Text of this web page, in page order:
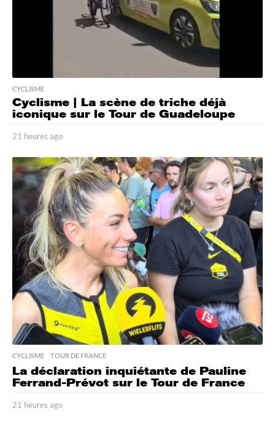
CYCLISME
Cyclisme | La scène de triche déjà
iconique sur le Tour de Guadeloupe
21 heures ago
h
e
u
r
e
s
a
g
o
CYCLISME ,TOUR DE FRANCE
La déclaration inquiétante de Pauline
Ferrand-Prévot sur le Tour de France
21 heures ago